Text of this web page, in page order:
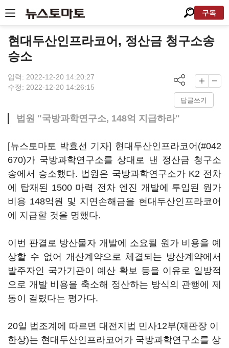
구독
현대두산인프라코어, 정산금 청구소송
승소
입력: 2022-12-20 14:20:27
수정: 2022-12-20 14:26:15
답글쓰기
법원 "국방과학연구소, 148억 지급하라"
[뉴스토마토 박효선 기자] 현대두산인프라코어(#042
670)가 국방과학연구소를 상대로 낸 정산금 청구소
송에서 승소했다. 법원은 국방과학연구소가 K2 전차
에 탑재된 1500 마력 전차 엔진 개발에 투입된 원가
비용 148억원 및 지연손해금을 현대두산인프라코어
에 지급할 것을 명했다.
이번 판결로 방산물자 개발에 소요될 원가 비용을 예
상할 수 없어 개산계약으로 체결되는 방산계약에서
발주자인 국가기관이 예산 확보 등을 이유로 일방적
으로 개발 비용을 축소해 정산하는 방식의 관행에 제
동이 걸렸다는 평가다.
20일 법조계에 따르면 대전지법 민사12부(재판장 이
한상)는 현대두산인프라코어가 국방과학연구소를 상